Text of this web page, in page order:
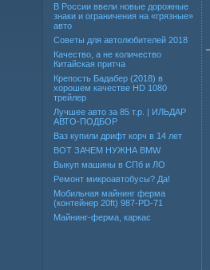
В России ввели новые дорожные
знаки и ограничения на «грязные»
авто
Советы для автолюбителей 2018
Качество, а не количество
Китайская притча
Крепость Бадабер (2018) в
хорошем качестве HD 1080
трейлер
Лучшее авто за 85 т.р. | ИЛЬДАР
АВТО-ПОДБОР
Ваз купили дрифт корч в 14 лет
ВОТ ЗАЧЕМ НУЖНА BMW
Выкуп машины в СПб и ЛО
Ремонт микроавтобусы? Да!
Мобильная майнинг ферма
(контейнер 20ft) 987-PD-71
Майнинг-ферма, каркас